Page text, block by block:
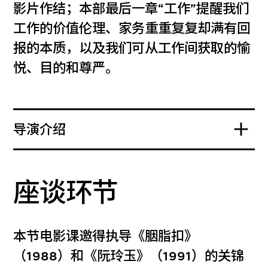
影片作结；本部最后一章“工作”提醒我们
工作的价值伦理、家务重重复复却满有回
报的本质，以及我们可从工作间获取的愉
悦、目的和尊严。
导演介绍
座谈环节
本节电影课邀得执导《胭脂扣》
（1988）和《阮玲玉》（1991）的关锦